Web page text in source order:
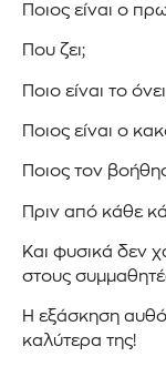
Ποιος είναι ο
Που ζει;
Ποιο είναι το
Ποιος είναι ο
Ποιος τον
Πριν από κάθε
Και φυσικά δεν
στους
Η εξάσκηση
καλύτερα της!